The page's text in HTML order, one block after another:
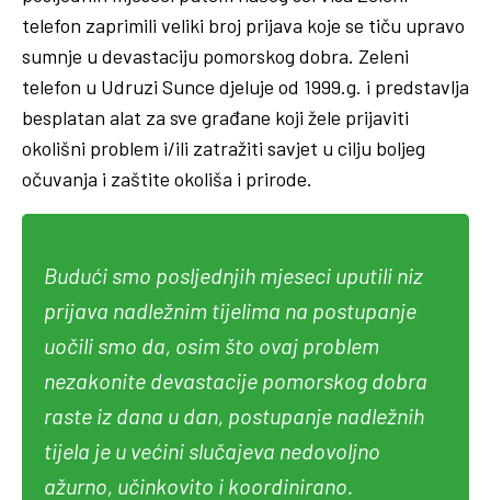
telefon zaprimili veliki broj prijava koje se tiču upravo
sumnje u devastaciju pomorskog dobra. Zeleni
telefon u Udruzi Sunce djeluje od 1999.g. i predstavlja
besplatan alat za sve građane koji žele prijaviti
okolišni problem i/ili zatražiti savjet u cilju boljeg
očuvanja i zaštite okoliša i prirode.
Budući smo posljednjih mjeseci uputili niz
prijava nadležnim tijelima na postupanje
uočili smo da, osim što ovaj problem
nezakonite devastacije pomorskog dobra
raste iz dana u dan, postupanje nadležnih
tijela je u većini slučajeva nedovoljno
ažurno, učinkovito i koordinirano.